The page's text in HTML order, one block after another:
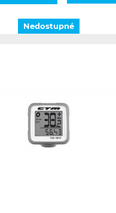
Nedostupné